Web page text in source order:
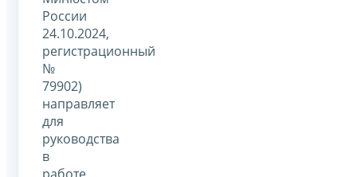
России
24.10.2024,
регистрационный
№
79902)
направляет
для
руководства
в